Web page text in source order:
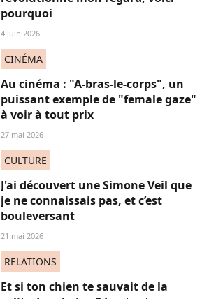
pourquoi
4 juin 2026
CINÉMA
Au cinéma : "A-bras-le-corps", un
puissant exemple de "female gaze"
à voir à tout prix
27 mai 2026
CULTURE
J'ai découvert une Simone Veil que
je ne connaissais pas, et c’est
bouleversant
21 mai 2026
RELATIONS
Et si ton chien te sauvait de la